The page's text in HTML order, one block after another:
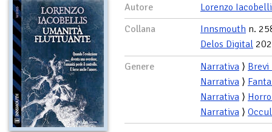
Autore
Lorenzo
Collana
Innsmouth n.
Delos Digital
Genere
Narrativa ⟩ Brevi
Narrativa ⟩
Narrativa ⟩
Narrativa ⟩